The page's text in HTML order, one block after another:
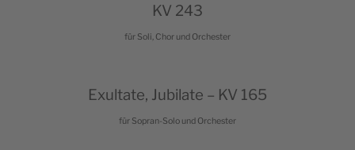
KV 243
für Soli, Chor und Orchester
Exul­tate, Jubi­late – KV 165
für Sopran-Solo und Orchester